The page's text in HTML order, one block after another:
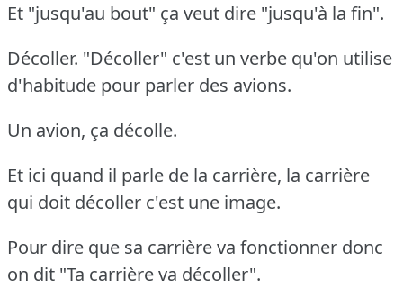
Et "jusqu'au bout" ça veut dire "jusqu'à la fin".
Décoller. "Décoller" c'est un verbe qu'on utilise
d'habitude pour parler des avions.
Un avion, ça décolle.
Et ici quand il parle de la carrière, la carrière
qui doit décoller c'est une image.
Pour dire que sa carrière va fonctionner donc
on dit "Ta carrière va décoller".